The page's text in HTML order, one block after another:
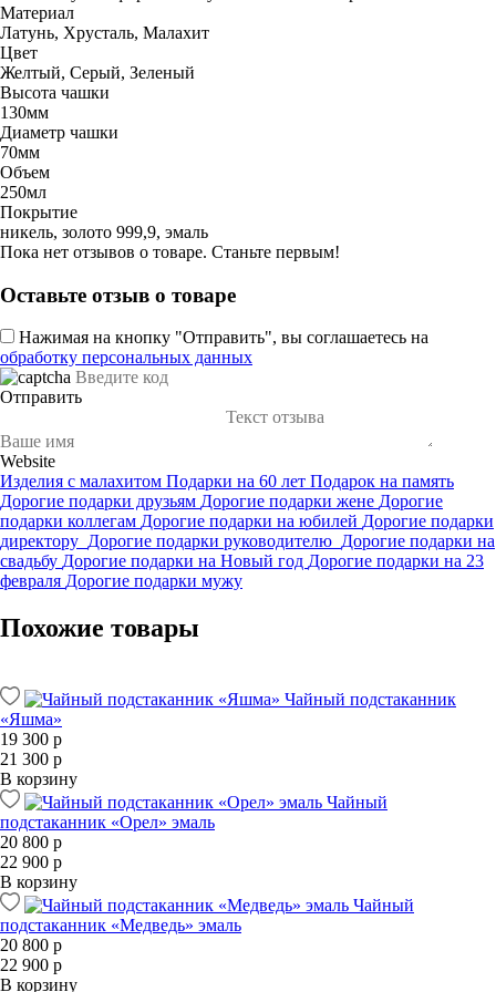
Материал
Латунь, Хрусталь, Малахит
Цвет
Желтый, Серый, Зеленый
Высота чашки
130мм
Диаметр чашки
70мм
Объем
250мл
Покрытие
никель, золото 999,9, эмаль
Пока нет отзывов о товаре. Станьте первым!
Оставьте отзыв о товаре
Нажимая на кнопку "Отправить", вы соглашаетесь на
обработку персональных данных
Отправить
Website
Изделия с малахитом Подарки на 60 лет Подарок на память
Дорогие подарки друзьям Дорогие подарки жене Дорогие
подарки коллегам Дорогие подарки на юбилей Дорогие подарки
директору Дорогие подарки руководителю Дорогие подарки на
свадьбу Дорогие подарки на Новый год Дорогие подарки на 23
февраля Дорогие подарки мужу
Похожие товары
Чайный подстаканник
«Яшма»
19 300 р
21 300 р
В корзину
Чайный
подстаканник «Орел» эмаль
20 800 р
22 900 р
В корзину
Чайный
подстаканник «Медведь» эмаль
20 800 р
22 900 р
В корзину